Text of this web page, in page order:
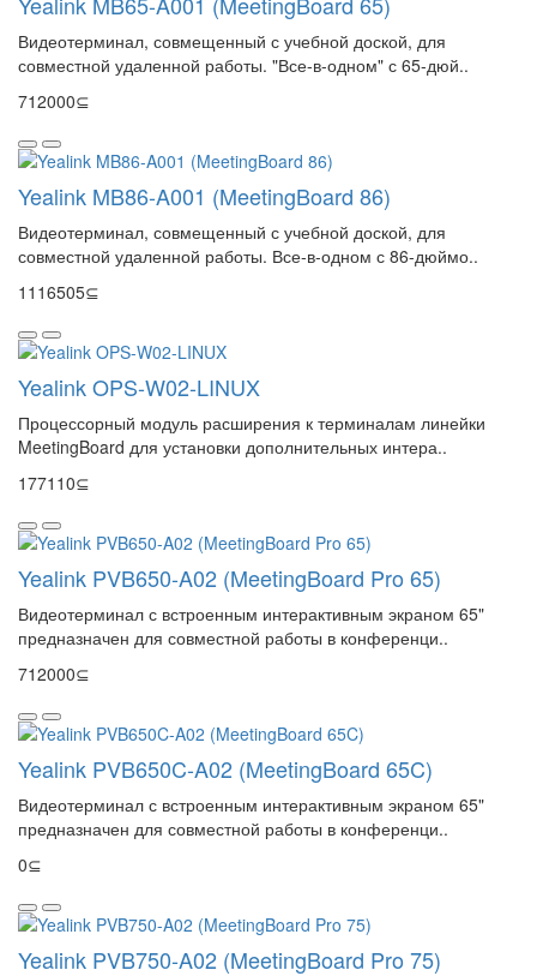
Видеотерминал, совмещенный с учебной доской, для
совместной удаленной работы. "Все-в-одном" с 65-дюй..
712000⊆
Yealink MB86-A001 (MeetingBoard 86)
Видеотерминал, совмещенный с учебной доской, для
совместной удаленной работы. Все-в-одном с 86-дюймо..
1116505⊆
Yealink OPS-W02-LINUX
Процессорный модуль расширения к терминалам линейки
MeetingBoard для установки дополнительных интера..
177110⊆
Yealink PVB650-A02 (MeetingBoard Pro 65)
Видеотерминал с встроенным интерактивным экраном 65"
предназначен для совместной работы в конференци..
712000⊆
Yealink PVB650C-A02 (MeetingBoard 65C)
Видеотерминал с встроенным интерактивным экраном 65"
предназначен для совместной работы в конференци..
0⊆
Yealink PVB750-A02 (MeetingBoard Pro 75)